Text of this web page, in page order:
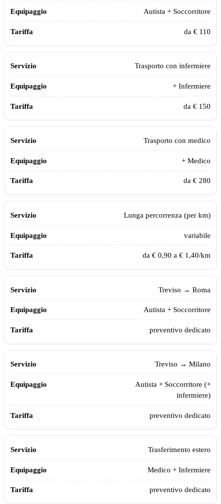
Autista + Soccorritore
da € 110
Trasporto con infermiere
+ Infermiere
da € 150
Trasporto con medico
+ Medico
da € 280
Lunga percorrenza (per km)
variabile
da € 0,90 a € 1,40/km
Treviso → Roma
Autista + Soccorritore
preventivo dedicato
Treviso → Milano
Autista + Soccorritore (+
infermiere)
preventivo dedicato
Trasferimento estero
Medico + Infermiere
preventivo dedicato